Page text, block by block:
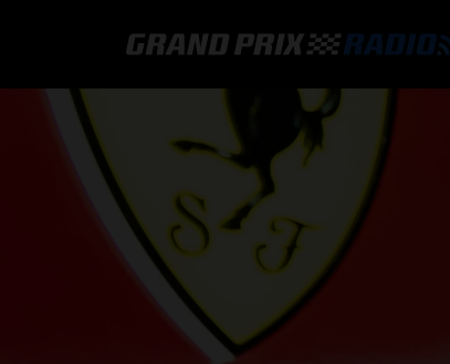
GRAND PRIX RADIO
HOE TE BELUISTEREN?
ONLINE RADIO LUISTEREN